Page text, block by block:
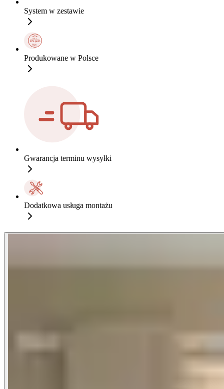
System w zestawie
Produkowane w Polsce
Gwarancja terminu wysyłki
Dodatkowa usługa montażu